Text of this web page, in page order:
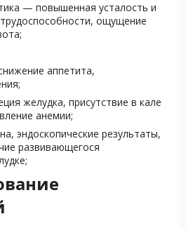
— повышенная усталость и
ощущение
аппетита,
желудка, присутствие в кале
анемии;
эндоскопические результаты,
развивающегося